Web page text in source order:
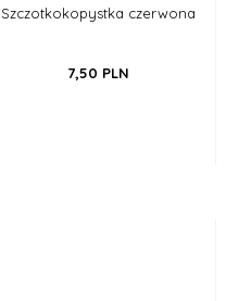
Szczotkokopystka czerwona
7,50 PLN